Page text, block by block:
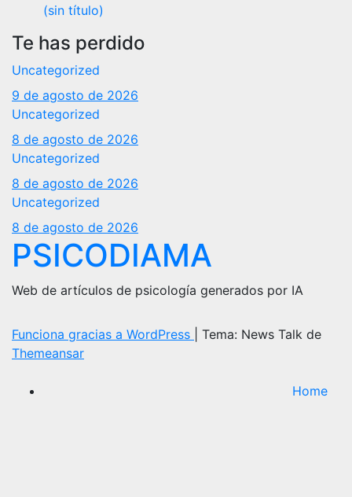
(sin título)
Te has perdido
Uncategorized
9 de agosto de 2026
Uncategorized
8 de agosto de 2026
Uncategorized
8 de agosto de 2026
Uncategorized
8 de agosto de 2026
PSICODIAMA
Web de artículos de psicología generados por IA
Funciona gracias a WordPress
Tema: News Talk de
Themeansar
Home